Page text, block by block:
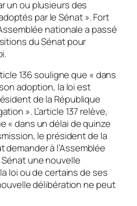
un ou plusieurs des
par le Sénat ». Fort
nationale a passé
du Sénat pour
136 souligne que « dans
adoption, la loi est
de la République
». L’article 137 relève,
« dans un délai de quinze
le président de la
demander à l’Assemblée
une nouvelle
loi ou de certains de ses
délibération ne peut